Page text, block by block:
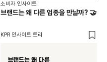
소비자 인사이트
브랜드는 왜 다른 업종을 만날까? 🤝
KPR 인사이트 트리